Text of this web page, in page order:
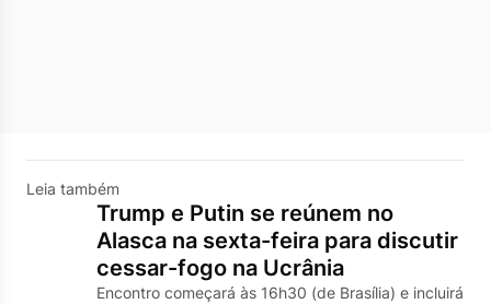
Leia também
Trump e Putin se reúnem no
Alasca na sexta-feira para discutir
cessar-fogo na Ucrânia
Encontro começará às 16h30 (de Brasília) e incluirá